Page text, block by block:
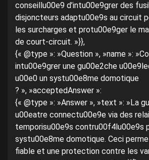
conseillu00e9 d’intu00e9grer des
disjoncteurs adaptu00e9s au circuit
les surcharges et protu00e9ger le
de court-circuit. »}},
{« @type »: »Question », »name »:
intu00e9grer une gu00e2che
u00e0 un systu00e8me domotique
? », »acceptedAnswer »:
{« @type »: »Answer », »text »: »La
u00eatre connectu00e9e via des
temporisu00e9s contru00f4lu00e9s
systu00e8me domotique. Ceci
fiable et une protection contre les